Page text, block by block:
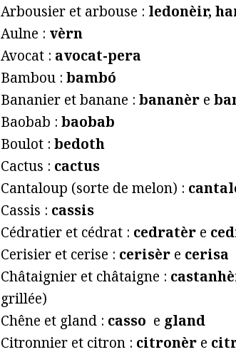
Arbousier et arbouse : ledonèir,
Aulne : vèrn
Avocat : avocat-pera
Bambou :bambó
Bananier et banane :bananèr e
Baobab :baobab
Boulot : bedoth
Cactus : cactus
Cantaloup (sorte de melon) :
Cassis : cassis
Cédratier et cédrat : cedratèr e
Cerisier et cerise : cerisèr e cerisa
Châtaignier et châtaigne :
grillée)
Chêne et gland : casso e gland
Citronnier et citron : citronèr e